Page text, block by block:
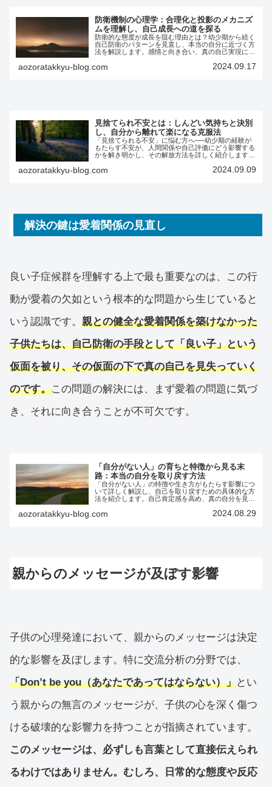
防衛機制の心理学：合理化と投影のメカニズ
ムを理解し、自己成長への道を探る
防衛的な態度が成長を阻む理由とは？幼少期から続く
自己防衛のパターンを見直し、本当の自分に近づく方
法を解説します。感情と向き合い、真の自己実現に踏
aozoratakkyu-blog.com 2024.09.17
見捨てられ不安とは：しんどい気持ちと決別
し、自分から離れて楽になる克服法
「見捨てられる不安」に悩む方へ──幼少期の経験が
もたらす不安が、人間関係や自己評価にどう影響する
かを解き明かし、その解放方法を詳しく紹介します。
関係を築くための実践的なアプローチをお伝えしま
aozoratakkyu-blog.com 2024.09.09
解決の鍵は愛着関係の見直し
良い子症候群を理解する上で最も重要なのは、この行
動が愛着の欠如という根本的な問題から生じていると
いう認識です。 親との健全な愛着関係を築けなかった
子供たちは、自己防衛の手段として「良い子」という
仮面を被り、その仮面の下で真の自己を見失っていく
のです。この問題の解決には、まず愛着の問題に気づ
き、それに向き合うことが不可欠です。
「自分がない人」の育ちと特徴から見る末
路：本当の自分を取り戻す方法
「自分がない人」の特徴や生き方がもたらす影響につ
いて詳しく解説し、自己を取り戻すための具体的な方
法を紹介します。自己肯定感を高め、真の自分を見つ
一歩を踏み出しましょう。
aozoratakkyu-blog.com 2024.08.29
親からのメッセージが及ぼす影響
子供の心理発達において、親からのメッセージは決定
的な影響を及ぼします。特に交流分析の分野では、
「Don’t be you（あなたであってはならない）」とい
う親からの無言のメッセージが、子供の心を深く傷つ
ける破壊的な影響力を持つことが指摘されています。
このメッセージは、必ずしも言葉として直接伝えられ
るわけではありません。むしろ、日常的な態度や反応